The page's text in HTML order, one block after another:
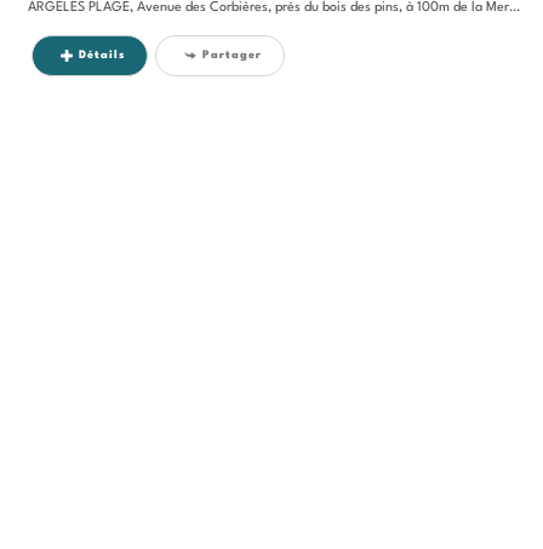
ARGELES PLAGE, Avenue des Corbières, prés du bois des pins, à 100m de la Mer - Petite maison 2 pièces entièrement...
Détails Partager